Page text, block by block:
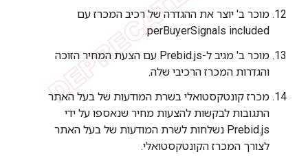
מוכר ב' יוצר את ההגדרה של רכיב המכרז עם
perBuyerSignals included.
מוכר ב' מגיב ל-Prebid.js עם הצעת המחיר הזוכה
והגדרות המכרז הרכיבי שלה.
מכרז קונטקסטואלי בשרת המודעות של בעל האתר
התגובות לבקשות להצעות מחיר שנאספו על ידי
Prebid.js נשלחות לשרת המודעות של בעל האתר
לצורך המכרז הקונטקסטואלי.